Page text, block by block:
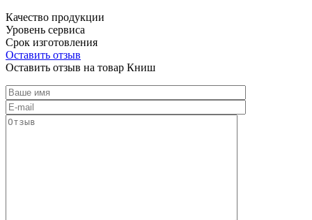
Качество продукции
Уровень сервиса
Срок изготовления
Оставить отзыв
Оставить отзыв на товар Книш